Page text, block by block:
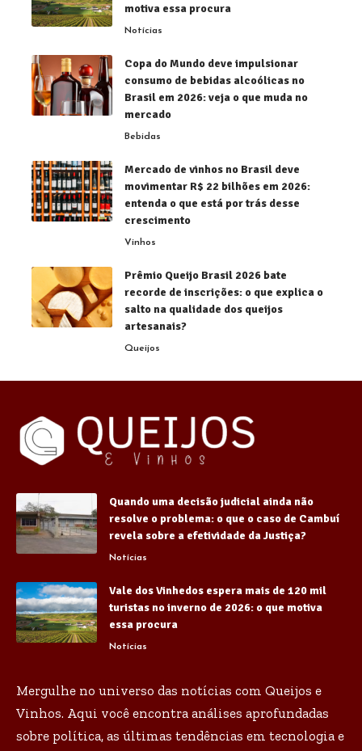
motiva essa procura
Notícias
Copa do Mundo deve impulsionar
consumo de bebidas alcoólicas no
Brasil em 2026: veja o que muda no
mercado
Bebidas
Mercado de vinhos no Brasil deve
movimentar R$ 22 bilhões em 2026:
entenda o que está por trás desse
crescimento
Vinhos
Prêmio Queijo Brasil 2026 bate
recorde de inscrições: o que explica o
salto na qualidade dos queijos
artesanais?
Queijos
Quando uma decisão judicial ainda não
resolve o problema: o que o caso de Cambuí
revela sobre a efetividade da Justiça?
Notícias
Vale dos Vinhedos espera mais de 120 mil
turistas no inverno de 2026: o que motiva
essa procura
Notícias
Mergulhe no universo das notícias com Queijos e
Vinhos. Aqui você encontra análises aprofundadas
sobre política, as últimas tendências em tecnologia e